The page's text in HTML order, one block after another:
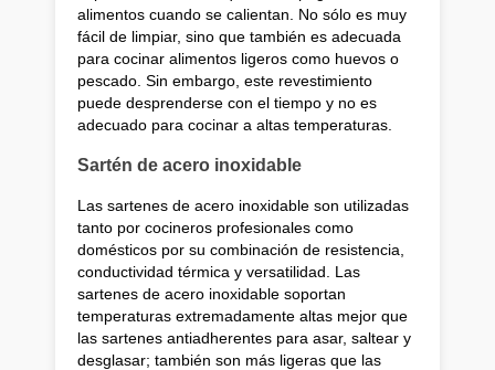
alimentos cuando se calientan. No sólo es muy
fácil de limpiar, sino que también es adecuada
para cocinar alimentos ligeros como huevos o
pescado. Sin embargo, este revestimiento
puede desprenderse con el tiempo y no es
adecuado para cocinar a altas temperaturas.
Sartén de acero inoxidable
Las sartenes de acero inoxidable son utilizadas
tanto por cocineros profesionales como
domésticos por su combinación de resistencia,
conductividad térmica y versatilidad. Las
sartenes de acero inoxidable soportan
temperaturas extremadamente altas mejor que
las sartenes antiadherentes para asar, saltear y
desglasar; también son más ligeras que las